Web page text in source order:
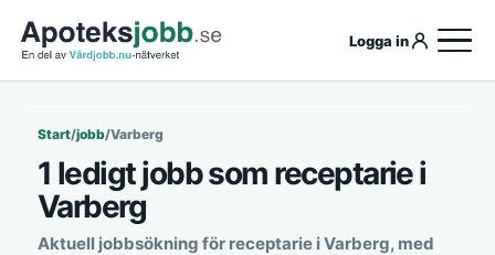
Logga in
Start/jobb/Varberg
1 ledigt jobb som receptarie i
Varberg
Aktuell jobbsökning för receptarie i Varberg, med